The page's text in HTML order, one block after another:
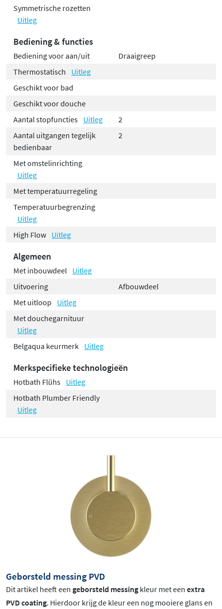
Symmetrische rozetten
Uitleg
Bediening & functies
Bediening voor aan/uit
Draaigreep
Thermostatisch
Uitleg
Geschikt voor bad
Geschikt voor douche
Aantal stopfuncties Uitleg
2
Aantal uitgangen tegelijk
bedienbaar
2
Met omstelinrichting
Uitleg
Met temperatuurregeling
Temperatuurbegrenzing
Uitleg
High Flow Uitleg
Algemeen
Met inbouwdeel
Uitleg
Uitvoering
Afbouwdeel
Met uitloop
Uitleg
Met douchegarnituur
Uitleg
Belgaqua keurmerk Uitleg
Merkspecifieke technologieën
Hotbath Flühs Uitleg
Hotbath Plumber Friendly
Uitleg
Geborsteld messing PVD
Dit artikel heeft een geborsteld messing kleur met een extra
PVD coating. Hierdoor krijg de kleur een nog mooiere glans en